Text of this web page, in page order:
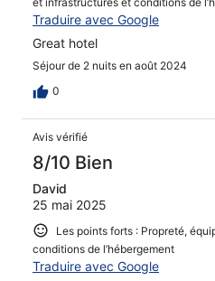
Traduire avec Google
Great hotel
Séjour de 2 nuits en août 2024
0
Avis vérifié
8/10 Bien
David
25 mai 2025
Les points forts : Propreté,
conditions de l’hébergement
Traduire avec Google